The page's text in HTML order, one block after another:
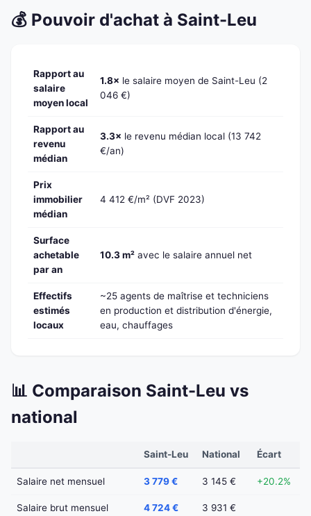
💰 Pouvoir d'achat à Saint-Leu
Rapport au
salaire
moyen local
1.8× le salaire moyen de Saint-Leu (2
046 €)
Rapport au
revenu
médian
3.3× le revenu médian local (13 742
€/an)
Prix
immobilier
médian
4 412 €/m² (DVF 2023)
Surface
achetable
par an
10.3 m² avec le salaire annuel net
Effectifs
estimés
locaux
~25 agents de maîtrise et techniciens
en production et distribution d'énergie,
eau, chauffages
📊 Comparaison Saint-Leu vs
national
Saint-Leu National Écart
Salaire net mensuel 3 779 € 3 145 € +20.2%
Salaire brut mensuel 4 724 € 3 931 €